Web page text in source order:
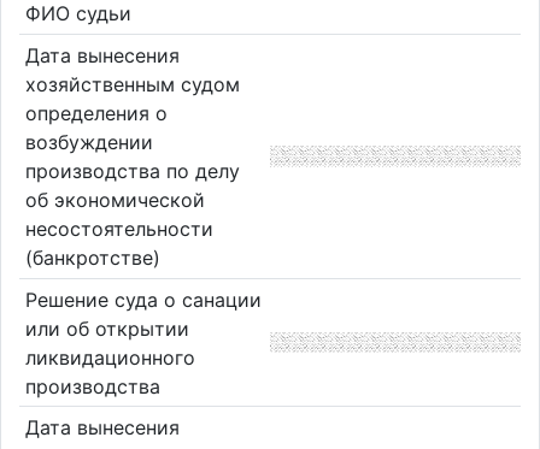
ФИО судьи
Дата вынесения
хозяйственным судом
определения о
возбуждении
производства по делу
об экономической
несостоятельности
(банкротстве)
Решение суда о санации
или об открытии
ликвидационного
производства
Дата вынесения